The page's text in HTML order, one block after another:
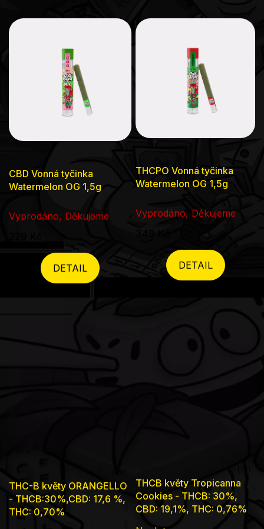
CBD Vonná tyčinka
Watermelon OG 1,5g
Vyprodáno, Děkujeme
DETAIL
THCPO Vonná tyčinka
Watermelon OG 1,5g
Vyprodáno, Děkujeme
DETAIL
hodnocení
produktu
THC-B květy ORANGELLO
- THCB:30%,CBD: 17,6 %,
THC: 0,70%
Průměrné
hodnocení
produktu
THCB květy Tropicanna
Cookies - THCB: 30%,
CBD: 19,1%, THC: 0,76%